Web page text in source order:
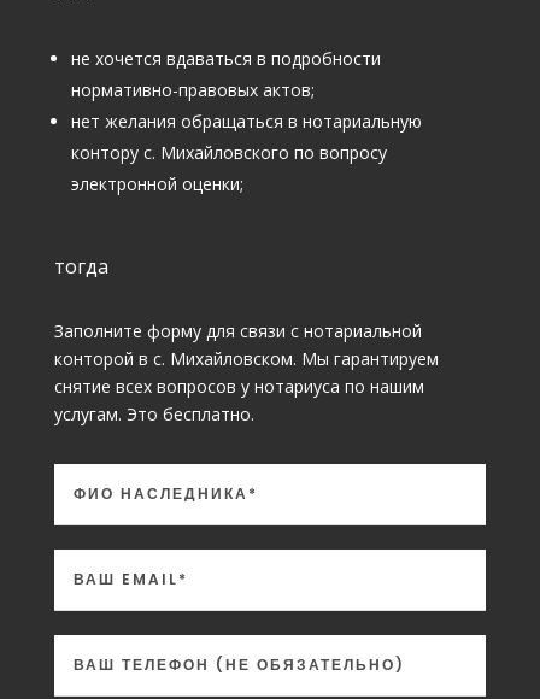
не хочется вдаваться в подробности
нормативно-правовых актов;
нет желания обращаться в нотариальную
контору с. Михайловского по вопросу
электронной оценки;
тогда
Заполните форму для связи с нотариальной
конторой в с. Михайловском. Мы гарантируем
снятие всех вопросов у нотариуса по нашим
услугам. Это бесплатно.